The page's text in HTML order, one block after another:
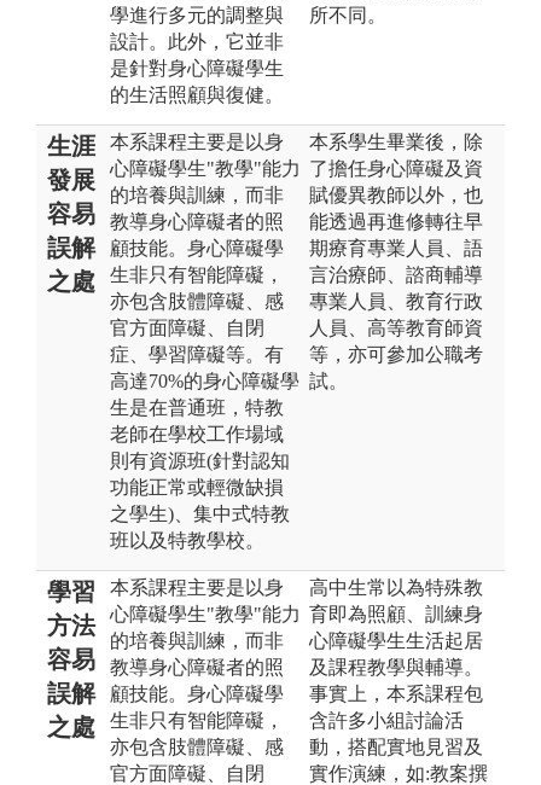
學進行多元的調整與
設計。此外，它並非
是針對身心障礙學生
的生活照顧與復健。
所不同。
生涯
發展
容易
誤解
之處
本系課程主要是以身
心障礙學生"教學"能力
的培養與訓練，而非
教導身心障礙者的照
顧技能。身心障礙學
生非只有智能障礙，
亦包含肢體障礙、感
官方面障礙、自閉
症、學習障礙等。有
高達70%的身心障礙學
生是在普通班，特教
老師在學校工作場域
則有資源班(針對認知
功能正常或輕微缺損
之學生)、集中式特教
班以及特教學校。
本系學生畢業後，除
了擔任身心障礙及資
賦優異教師以外，也
能透過再進修轉往早
期療育專業人員、語
言治療師、諮商輔導
專業人員、教育行政
人員、高等教育師資
等，亦可參加公職考
試。
學習
方法
容易
誤解
之處
本系課程主要是以身
心障礙學生"教學"能力
的培養與訓練，而非
教導身心障礙者的照
顧技能。身心障礙學
生非只有智能障礙，
亦包含肢體障礙、感
官方面障礙、自閉
高中生常以為特殊教
育即為照顧、訓練身
心障礙學生生活起居
及課程教學與輔導。
事實上，本系課程包
含許多小組討論活
動，搭配實地見習及
實作演練，如:教案撰